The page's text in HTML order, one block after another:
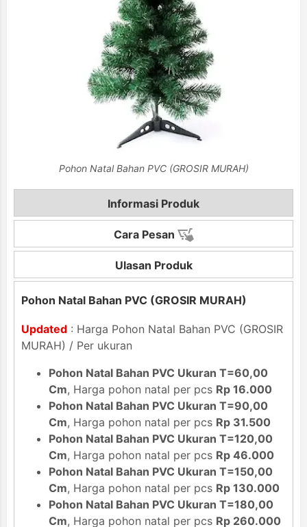
Pohon Natal Bahan PVC (GROSIR MURAH)
Informasi Produk
Pohon Natal Bahan PVC (GROSIR MURAH)
Updated : Harga Pohon Natal Bahan PVC (GROSIR
MURAH) / Per ukuran
Pohon Natal Bahan PVC Ukuran T=60,00
Cm, Harga pohon natal per pcs Rp 16.000
Pohon Natal Bahan PVC Ukuran T=90,00
Cm, Harga pohon natal per pcs Rp 31.500
Pohon Natal Bahan PVC Ukuran T=120,00
Cm, Harga pohon natal per pcs Rp 46.000
Pohon Natal Bahan PVC Ukuran T=150,00
Cm, Harga pohon natal per pcs Rp 130.000
Pohon Natal Bahan PVC Ukuran T=180,00
Cm, Harga pohon natal per pcs Rp 260.000
Cara Pesan
Ulasan Produk